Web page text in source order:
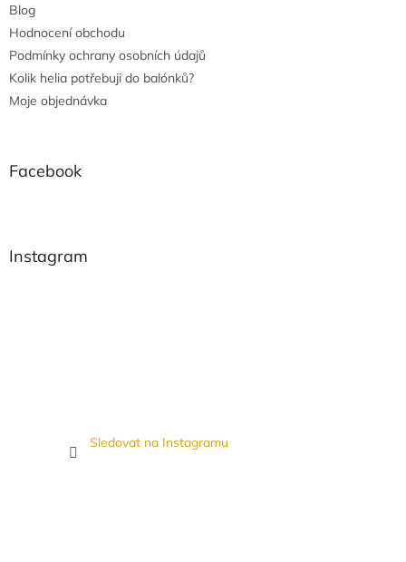
Blog
Hodnocení obchodu
Podmínky ochrany osobních údajů
Kolik helia potřebuji do balónků?
Moje objednávka
Facebook
Instagram
Sledovat na Instagramu